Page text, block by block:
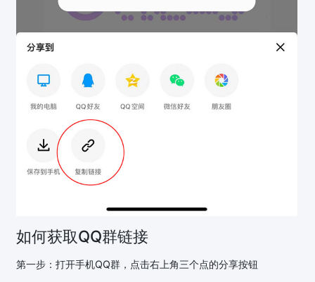
如何获取QQ群链接
第一步：打开手机QQ群，点击右上角三个点的分享按钮